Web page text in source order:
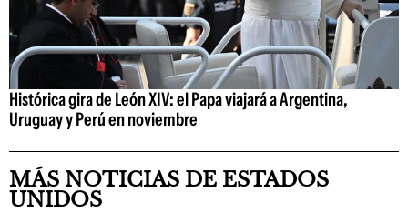
Histórica gira de León XIV: el Papa viajará a Argentina,
Uruguay y Perú en noviembre
MÁS NOTICIAS DE ESTADOS
UNIDOS